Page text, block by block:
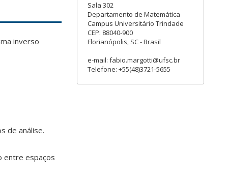
inverso
de análise.
entre espaços
Sala 302
Departamento de Matemática
Campus Universitário Trindade
CEP: 88040-900
Florianópolis, SC - Brasil
e-mail: fabio.margotti@ufsc.br
Telefone: +55(48)3721-5655